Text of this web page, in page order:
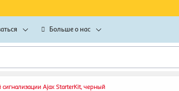
Больше о нас
Ajax StarterKit, черный